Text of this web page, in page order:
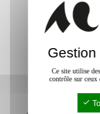
Ce site utilise
contrôle sur ceux